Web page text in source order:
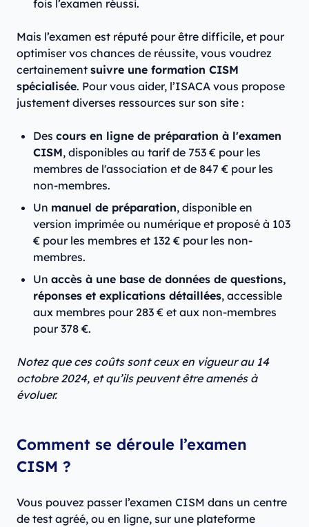
fois l’examen réussi.
Mais l’examen est réputé pour être difficile, et pour
optimiser vos chances de réussite, vous voudrez
certainement suivre une formation CISM
spécialisée. Pour vous aider, l’ISACA vous propose
justement diverses ressources sur son site :
Des cours en ligne de préparation à l'examen
CISM, disponibles au tarif de 753 € pour les
membres de l'association et de 847 € pour les
non-membres.
Un manuel de préparation, disponible en
version imprimée ou numérique et proposé à 103
€ pour les membres et 132 € pour les non-
membres.
Un accès à une base de données de questions,
réponses et explications détaillées, accessible
aux membres pour 283 € et aux non-membres
pour 378 €.
Notez que ces coûts sont ceux en vigueur au 14
octobre 2024, et qu’ils peuvent être amenés à
évoluer.
Comment se déroule l’examen
CISM ?
Vous pouvez passer l’examen CISM dans un centre
de test agréé, ou en ligne, sur une plateforme